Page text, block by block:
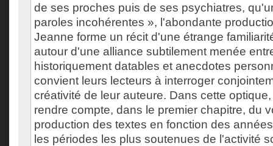
de ses proches puis de ses psychiatres,
paroles incohérentes », l'abondante
Jeanne forme un récit d'une étrange
autour d'une alliance subtilement menée
historiquement datables et anecdotes
convient leurs lecteurs à interroger
créativité de leur auteure. Dans cette
rendre compte, dans le premier chapitre, du
production des textes en fonction des
les périodes les plus soutenues de l'activité